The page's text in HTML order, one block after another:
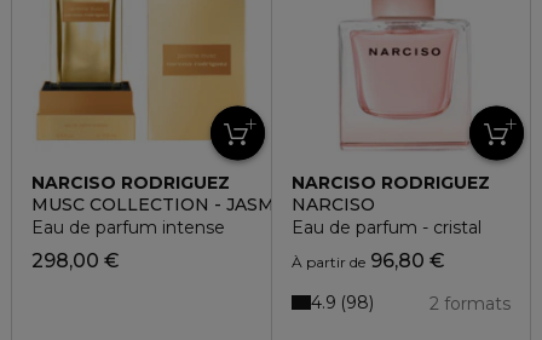
NARCISO RODRIGUEZ
MUSC COLLECTION - JASMINE MUSC
Eau de parfum intense
298,00 €
NARCISO RODRIGUEZ
NARCISO
Eau de parfum - cristal
À partir de96,80 €
2 formats
4.9 98